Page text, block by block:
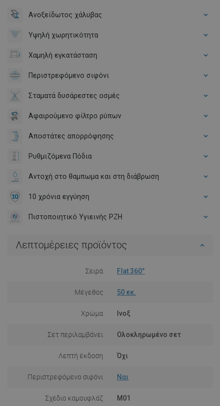
Ανοξείδωτος χάλυβας
Υψηλή χωρητικότητα
Χαμηλή εγκατάσταση
Περιστρεφόμενο σιφόνι
Σταματά δυσάρεστες οσμές
Αφαιρούμενο φίλτρο ρύπων
Αποστάτες απορρόφησης
Ρυθμιζόμενα Πόδια
Αντοχή στο θαμπωμα και στη διάβρωση
10 χρόνια εγγύηση
Πιστοποιητικό Υγιεινής PZH
Λεπτομέρειες προϊόντος
Σειρά Flat 360°
Μέγεθος 50 εκ.
Χρώμα Ινοξ
Σετ περιλαμβάνει Ολοκληρωμένο σετ
Λεπτή έκδοση Όχι
Περιστρεφόμενο σιφόνι Ναι
Σχέδιο καμουφλάζ M01